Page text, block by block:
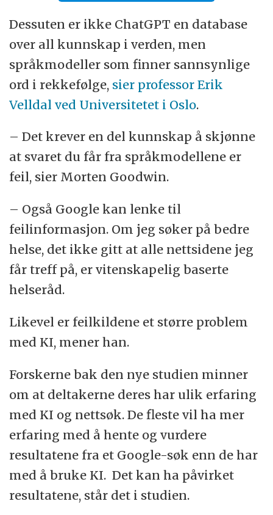
Dessuten er ikke ChatGPT en database
over all kunnskap i verden, men
språkmodeller som finner sannsynlige
ord i rekkefølge, sier professor Erik
Velldal ved Universitetet i Oslo.
– Det krever en del kunnskap å skjønne
at svaret du får fra språkmodellene er
feil, sier Morten Goodwin.
– Også Google kan lenke til
feilinformasjon. Om jeg søker på bedre
helse, det ikke gitt at alle nettsidene jeg
får treff på, er vitenskapelig baserte
helseråd.
Likevel er feilkildene et større problem
med KI, mener han.
Forskerne bak den nye studien minner
om at deltakerne deres har ulik erfaring
med KI og nettsøk. De fleste vil ha mer
erfaring med å hente og vurdere
resultatene fra et Google-søk enn de har
med å bruke KI. Det kan ha påvirket
resultatene, står det i studien.